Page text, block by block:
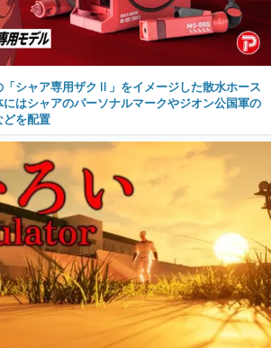
「シャア専用ザクⅡ」をイメージした散水ホース
はシャアのパーソナルマークやジオン公国軍の
どを配置